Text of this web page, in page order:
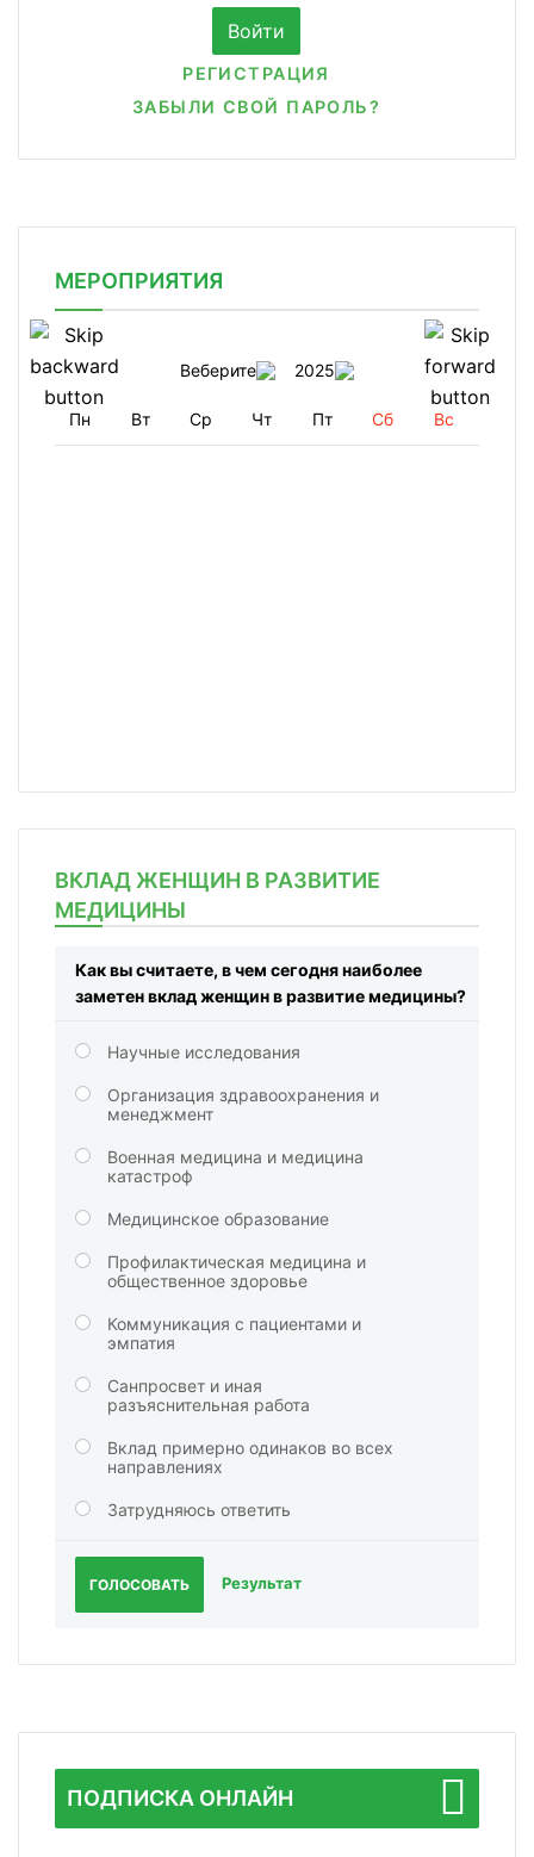
РЕГИСТРАЦИЯ
ЗАБЫЛИ СВОЙ ПАРОЛЬ?
МЕРОПРИЯТИЯ
Веберите 2025
Пн Вт Ср Чт Пт Сб Вс
ВКЛАД ЖЕНЩИН В РАЗВИТИЕ
МЕДИЦИНЫ
Как вы считаете, в чем сегодня наиболее
заметен вклад женщин в развитие медицины?
Научные исследования
Организация здравоохранения и
менеджмент
Военная медицина и медицина
катастроф
Медицинское образование
Профилактическая медицина и
общественное здоровье
Коммуникация с пациентами и
эмпатия
Санпросвет и иная
разъяснительная работа
Вклад примерно одинаков во всех
направлениях
Затрудняюсь ответить
ГОЛОСОВАТЬ Результат
ПОДПИСКА ОНЛАЙН